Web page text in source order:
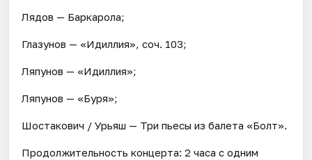
Лядов — Баркарола;
Глазунов — «Идиллия», соч. 103;
Ляпунов — «Идиллия»;
Ляпунов — «Буря»;
Шостакович / Урьяш — Три пьесы из балета «Болт».
Продолжительность концерта: 2 часа с одним